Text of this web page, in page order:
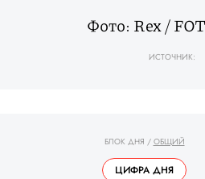
Фото: Rex /
ИСТОЧНИК:
БЛОК ДНЯ / ОБЩИЙ
ЦИФРА ДНЯ